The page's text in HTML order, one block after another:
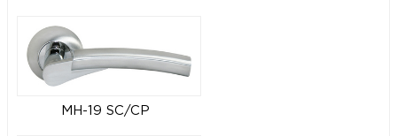
MH-19 SC/CP